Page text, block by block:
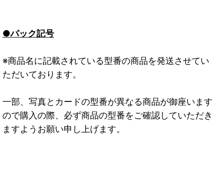
●パック記号
※商品名に記載されている型番の商品を発送させてい
ただいております。
一部、写真とカードの型番が異なる商品が御座います
ので購入の際、必ず商品の型番をご確認していただき
ますようお願い申し上げます。